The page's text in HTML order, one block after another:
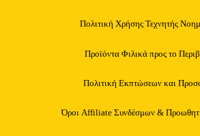
Πολιτική Χρήσης Τεχνητής
Προϊόντα Φιλικά προς το
Πολιτική Εκπτώσεων και
Όροι Affiliate Συνδέσμων &